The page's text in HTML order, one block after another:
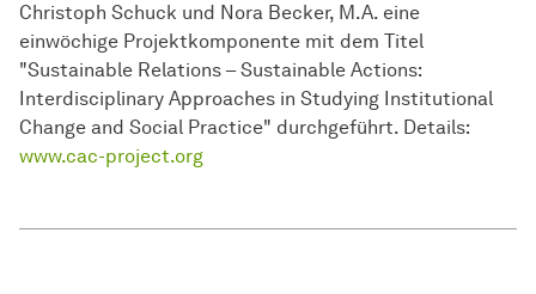
Christoph Schuck und Nora Becker, M.A. eine
einwöchige Projektkomponente mit dem Titel
"Sustainable Relations – Sustainable Actions:
Interdisciplinary Approaches in Studying Institutional
Change and Social Practice" durchgeführt. Details:
www.cac-project.org